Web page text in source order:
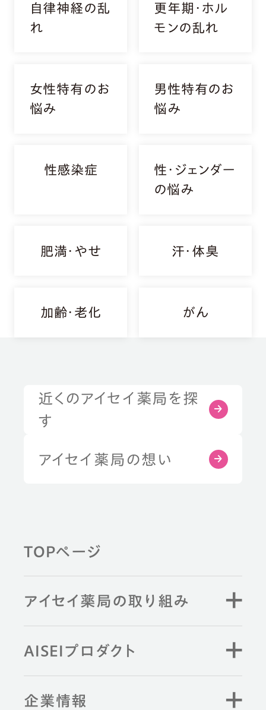
自律神経の乱
れ
更年期・ホル
モンの乱れ
女性特有のお
悩み
男性特有のお
悩み
性感染症
性・ジェンダー
の悩み
肥満・やせ 汗・体臭
加齢・老化 がん
症状・お悩みから探す
部位から探す
近くのアイセイ薬局を探
す
アイセイ薬局の想い
TOPページ
アイセイ薬局の取り組み
AISEIプロダクト
企業情報